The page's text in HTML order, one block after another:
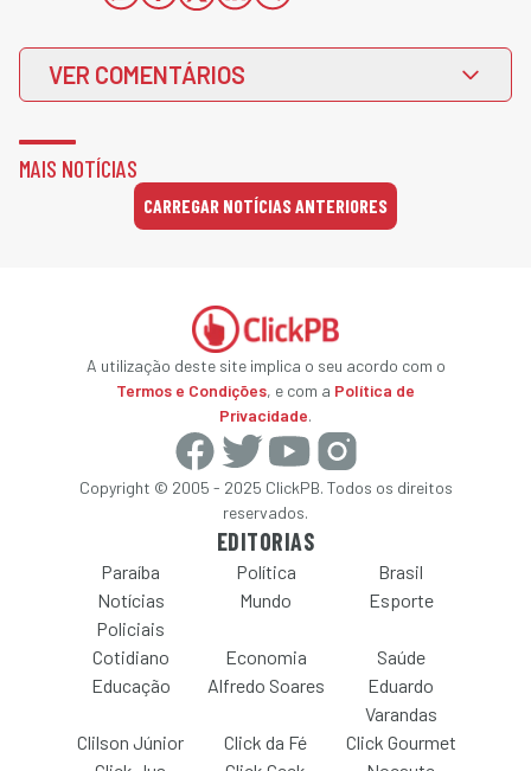
VER COMENTÁRIOS
MAIS NOTÍCIAS
CARREGAR NOTÍCIAS ANTERIORES
A utilização deste site implica o seu acordo com o
Termos e Condições, e com a Política de
Privacidade.
Copyright © 2005 - 2025 ClickPB. Todos os direitos
reservados.
EDITORIAS
Paraíba Política
Brasil
Notícias
Policiais
Mundo Esporte
Cotidiano Economia
Saúde
Educação
Alfredo Soares
Eduardo
Varandas
Clilson Júnior
Click da Fé
Click Gourmet